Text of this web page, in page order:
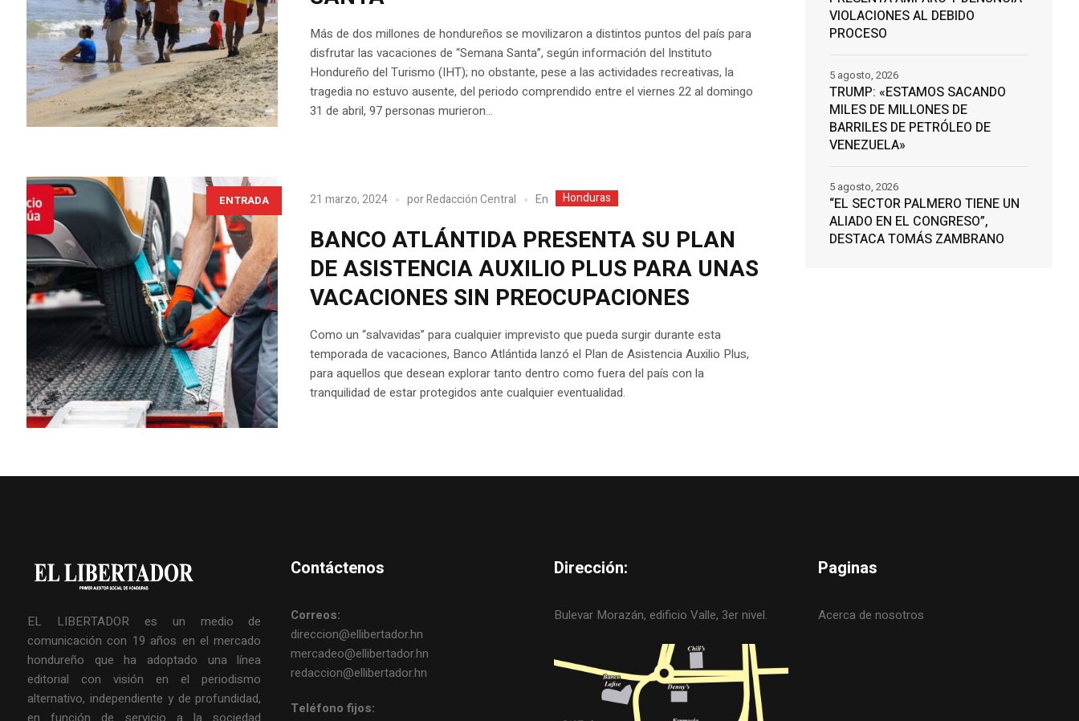
Más de dos millones de hondureños se movilizaron a distintos puntos del país para
disfrutar las vacaciones de “Semana Santa”, según información del Instituto
Hondureño del Turismo (IHT); no obstante, pese a las actividades recreativas, la
tragedia no estuvo ausente, del periodo comprendido entre el viernes 22 al domingo
31 de abril, 97 personas murieron...
ENTRADA 21 marzo, 2024 porRedacción Central En Honduras
BANCO ATLÁNTIDA PRESENTA SU PLAN
DE ASISTENCIA AUXILIO PLUS PARA UNAS
VACACIONES SIN PREOCUPACIONES
Como un “salvavidas” para cualquier imprevisto que pueda surgir durante esta
temporada de vacaciones, Banco Atlántida lanzó el Plan de Asistencia Auxilio Plus,
para aquellos que desean explorar tanto dentro como fuera del país con la
tranquilidad de estar protegidos ante cualquier eventualidad.
VIOLACIONES AL DEBIDO
PROCESO
TRUMP: «ESTAMOS SACANDO
MILES DE MILLONES DE
BARRILES DE PETRÓLEO DE
VENEZUELA»
5 agosto, 2026
“EL SECTOR PALMERO TIENE UN
ALIADO EN EL CONGRESO”,
DESTACA TOMÁS ZAMBRANO
5 agosto, 2026
EL LIBERTADOR es un medio de
comunicación con 19 años en el mercado
hondureño que ha adoptado una línea
editorial con visión en el periodismo
alternativo, independiente y de profundidad,
Contáctenos
Correos:
direccion@ellibertador.hn
mercadeo@ellibertador.hn
redaccion@ellibertador.hn
Teléfono fijos:
Dirección:
Bulevar Morazán, edificio Valle, 3er nivel.
Paginas
Acerca de nosotros